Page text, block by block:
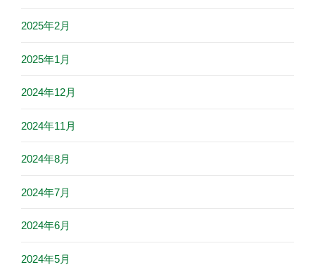
2025年2月
2025年1月
2024年12月
2024年11月
2024年8月
2024年7月
2024年6月
2024年5月